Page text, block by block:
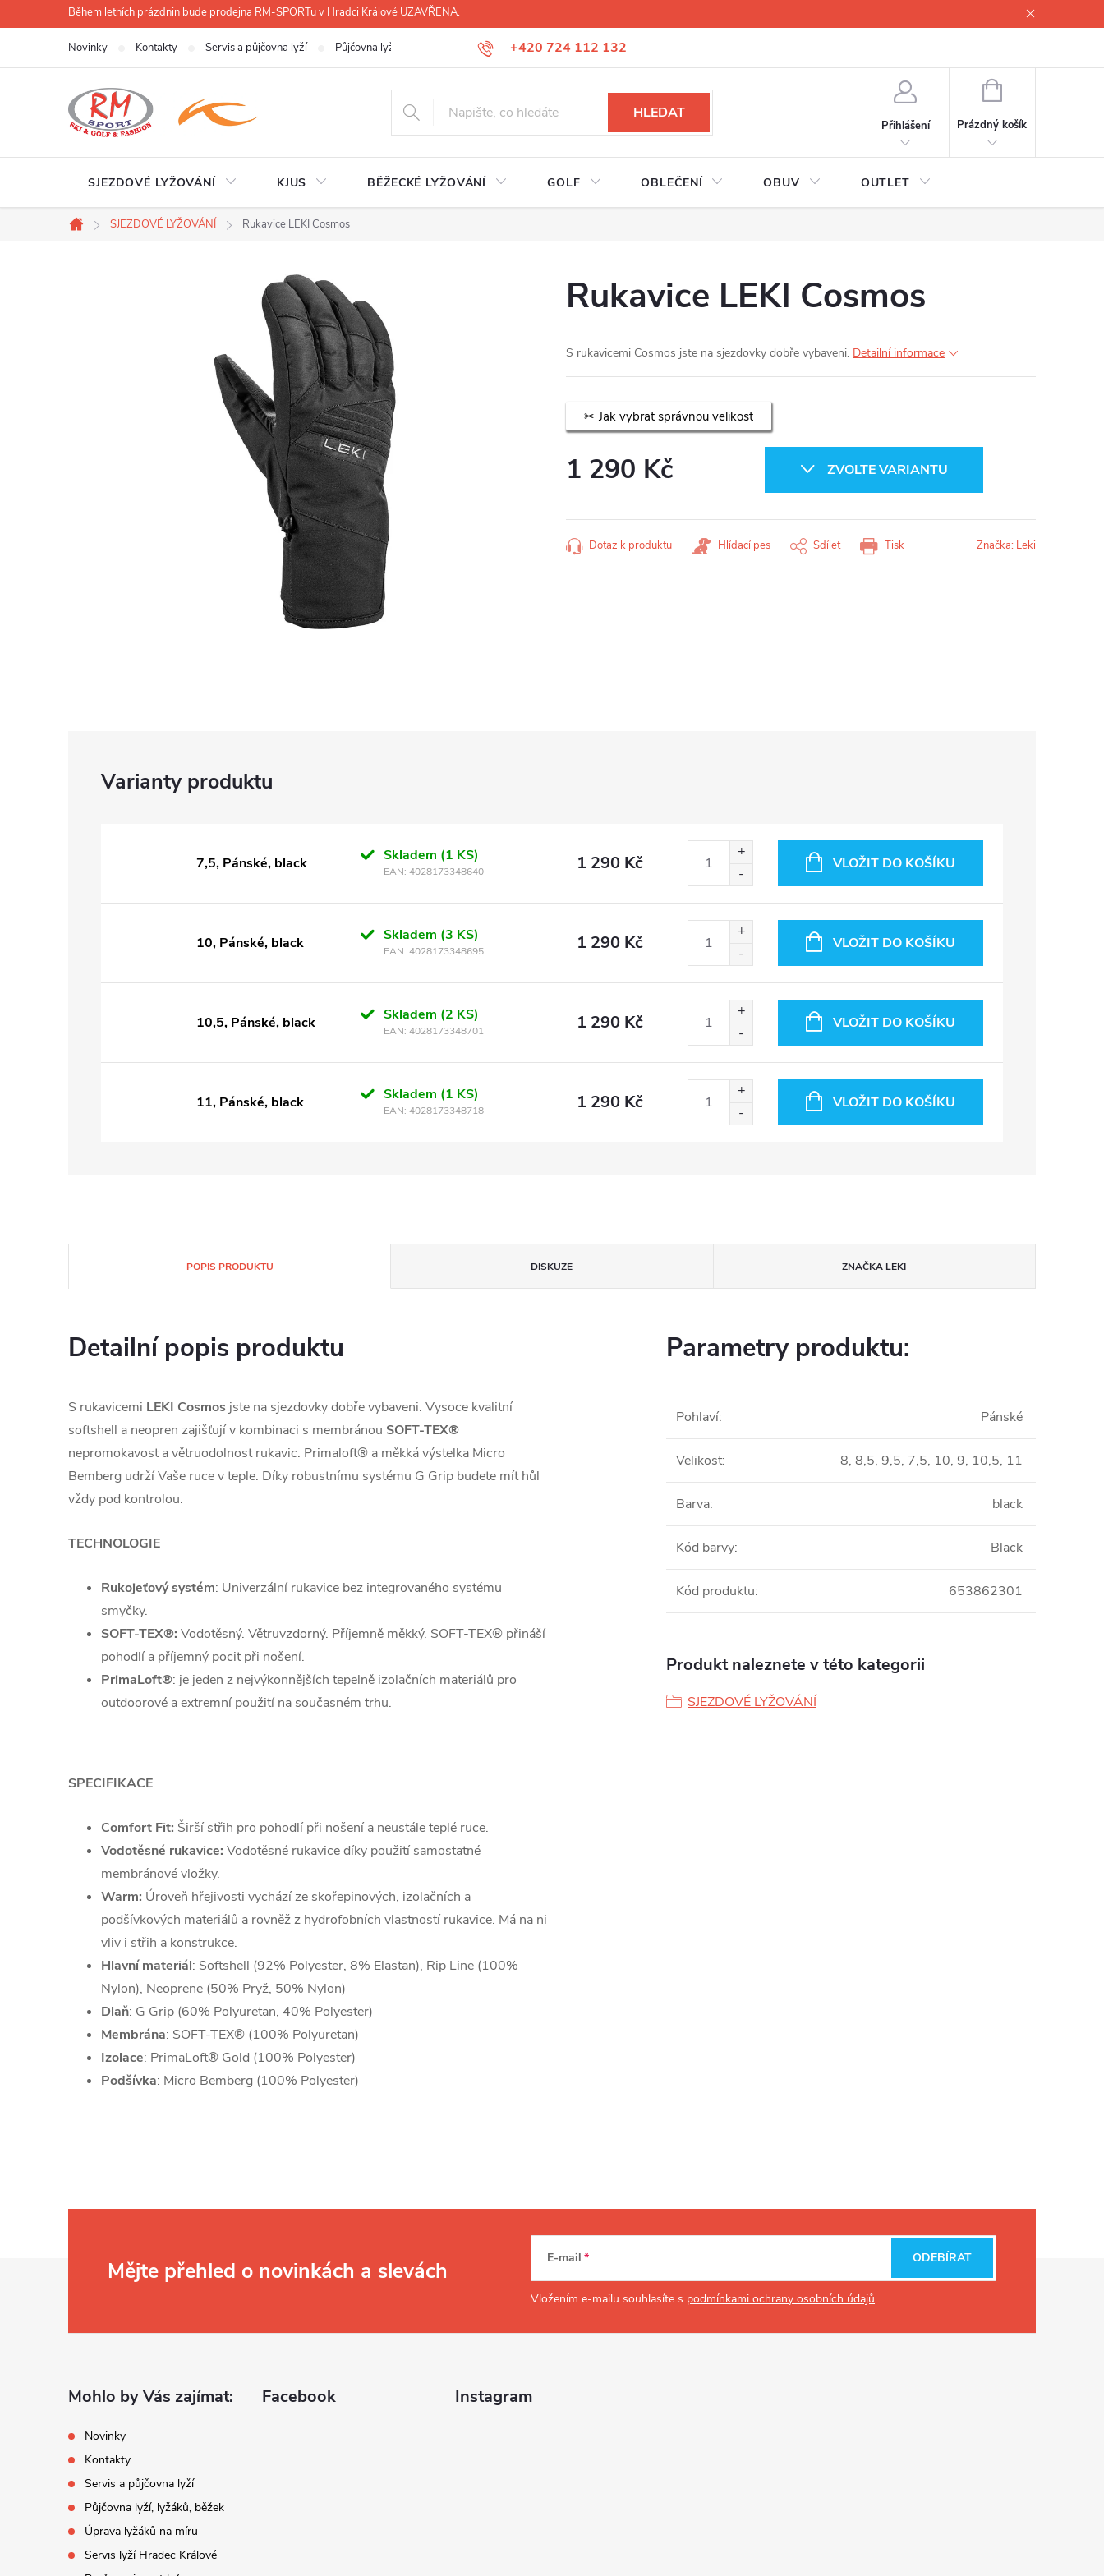
na
Během letních prázdnin bude prodejna RM-SPORTu v Hradci Králové UZAVŘENA.
+420 724 112 132
Novinky Kontakty Servis a půjčovna lyží Půjčovna lyží, lyžáků, běžek Úprava lyžáků na míru
HLEDAT
Přihlášení
NÁKUPNÍ
Prázdný košík
SJEZDOVÉ LYŽOVÁNÍ KJUS BĚŽECKÉ LYŽOVÁNÍ GOLF OBLEČENÍ OBUV OUTLET
Domů
SJEZDOVÉ LYŽOVÁNÍ Rukavice LEKI Cosmos
Rukavice LEKI Cosmos
S rukavicemi Cosmos jste na sjezdovky dobře vybaveni. Detailní informace
Jak vybrat správnou velikost
1 290 Kč ZVOLTE VARIANTU
Tisk
Dotaz k produktu Hlídací pes Sdílet Značka: Leki
7,5, Pánské, black Skladem (1 KS)
EAN: 4028173348640 1 290 Kč VLOŽIT DO KOŠÍKU
10, Pánské, black Skladem (3 KS)
EAN: 4028173348695 1 290 Kč VLOŽIT DO KOŠÍKU
10,5, Pánské, black Skladem (2 KS)
EAN: 4028173348701 1 290 Kč VLOŽIT DO KOŠÍKU
11, Pánské, black Skladem (1 KS)
EAN: 4028173348718 1 290 Kč VLOŽIT DO KOŠÍKU
POPIS PRODUKTU DISKUZE ZNAČKA LEKI
Detailní popis produktu
S rukavicemi LEKI Cosmos jste na sjezdovky dobře vybaveni. Vysoce kvalitní
softshell a neopren zajišťují v kombinaci s membránou SOFT-TEX®
nepromokavost a větruodolnost rukavic. Primaloft® a měkká výstelka Micro
Bemberg udrží Vaše ruce v teple. Díky robustnímu systému G Grip budete mít hůl
vždy pod kontrolou.
TECHNOLOGIE
Rukojeťový systém: Univerzální rukavice bez integrovaného systému
smyčky.
SOFT-TEX®: Vodotěsný. Větruvzdorný. Příjemně měkký. SOFT-TEX® přináší
pohodlí a příjemný pocit při nošení.
PrimaLoft®: je jeden z nejvýkonnějších tepelně izolačních materiálů pro
outdoorové a extremní použití na současném trhu.
SPECIFIKACE
Comfort Fit: Širší střih pro pohodlí při nošení a neustále teplé ruce.
Vodotěsné rukavice: Vodotěsné rukavice díky použití samostatné
membránové vložky.
Warm: Úroveň hřejivosti vychází ze skořepinových, izolačních a
podšívkových materiálů a rovněž z hydrofobních vlastností rukavice. Má na ni
vliv i střih a konstrukce.
Hlavní materiál: Softshell (92% Polyester, 8% Elastan), Rip Line (100%
Nylon), Neoprene (50% Pryž, 50% Nylon)
Dlaň: G Grip (60% Polyuretan, 40% Polyester)
Membrána: SOFT-TEX® (100% Polyuretan)
Izolace: PrimaLoft® Gold (100% Polyester)
Podšívka: Micro Bemberg (100% Polyester)
Parametry produktu:
Pohlaví: Pánské
Velikost: 8, 8,5, 9,5, 7,5, 10, 9, 10,5, 11
Barva: black
Kód barvy: Black
Kód produktu: 653862301
Produkt naleznete v této kategorii
SJEZDOVÉ LYŽOVÁNÍ
Mějte přehled o novinkách a slevách E-mail
Vložením e-mailu souhlasíte s podmínkami ochrany osobních údajů
ODEBÍRAT
Mohlo by Vás zajímat:
Novinky
Kontakty
Servis a půjčovna lyží
Půjčovna lyží, lyžáků, běžek
Úprava lyžáků na míru
Servis lyží Hradec Králové
Facebook Instagram